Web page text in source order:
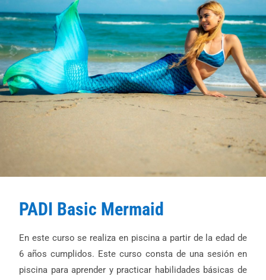
PADI Basic Mermaid
En este curso se realiza en piscina a partir de la edad de
6 años cumplidos. Este curso consta de una sesión en
piscina para aprender y practicar habilidades básicas de